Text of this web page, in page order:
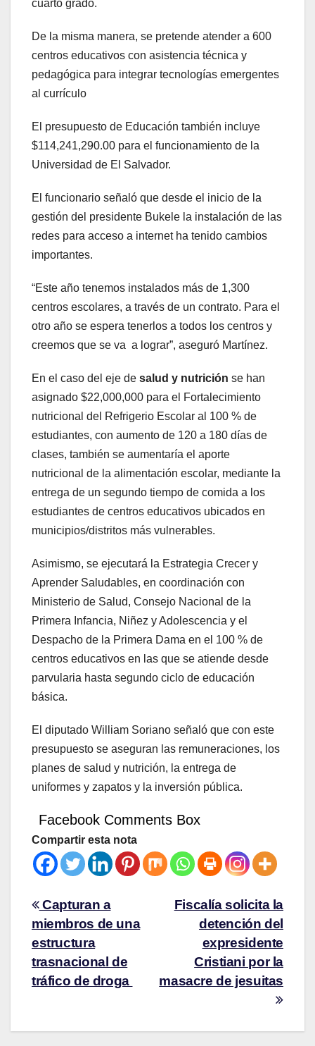
cuarto grado.
De la misma manera, se pretende atender a 600
centros educativos con asistencia técnica y
pedagógica para integrar tecnologías emergentes
al currículo
El presupuesto de Educación también incluye
$114,241,290.00 para el funcionamiento de la
Universidad de El Salvador.
El funcionario señaló que desde el inicio de la
gestión del presidente Bukele la instalación de las
redes para acceso a internet ha tenido cambios
importantes.
“Este año tenemos instalados más de 1,300
centros escolares, a través de un contrato. Para el
otro año se espera tenerlos a todos los centros y
creemos que se va a lograr”, aseguró Martínez.
En el caso del eje de salud y nutrición se han
asignado $22,000,000 para el Fortalecimiento
nutricional del Refrigerio Escolar al 100 % de
estudiantes, con aumento de 120 a 180 días de
clases, también se aumentaría el aporte
nutricional de la alimentación escolar, mediante la
entrega de un segundo tiempo de comida a los
estudiantes de centros educativos ubicados en
municipios/distritos más vulnerables.
Asimismo, se ejecutará la Estrategia Crecer y
Aprender Saludables, en coordinación con
Ministerio de Salud, Consejo Nacional de la
Primera Infancia, Niñez y Adolescencia y el
Despacho de la Primera Dama en el 100 % de
centros educativos en las que se atiende desde
parvularia hasta segundo ciclo de educación
básica.
El diputado William Soriano señaló que con este
presupuesto se aseguran las remuneraciones, los
planes de salud y nutrición, la entrega de
uniformes y zapatos y la inversión pública.
Facebook Comments Box
Compartir esta nota
Fiscalía solicita la
detención del
expresidente
Cristiani por la
masacre de jesuitas
Capturan a
miembros de una
estructura
trasnacional de
tráfico de droga